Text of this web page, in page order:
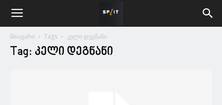
მთავარი Tags კელი დეგნანი
Tag: კელი დეგნანი